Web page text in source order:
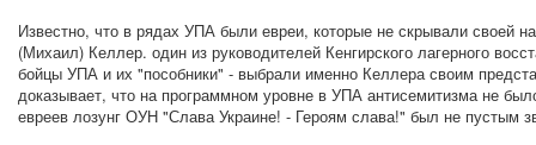
Известно, что в рядах УПА были евреи, которые не скрывали своей
(Михаил) Келлер. один из руководителей Кенгирского лагерного
бойцы УПА и их "пособники" - выбрали именно Келлера своим
доказывает, что на программном уровне в УПА антисемитизма не
евреев лозунг ОУН "Слава Украине! - Героям слава!" был не пустым